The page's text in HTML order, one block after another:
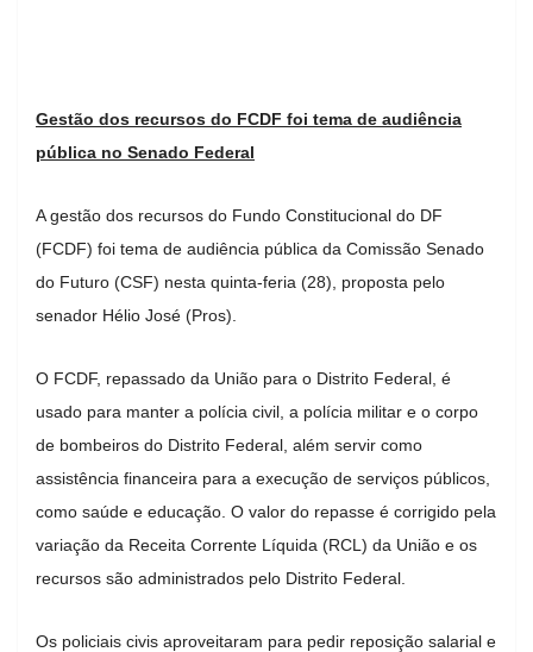
Gestão dos recursos do FCDF foi tema de audiência
pública no Senado Federal
A gestão dos recursos do Fundo Constitucional do DF
(FCDF) foi tema de audiência pública da Comissão Senado
do Futuro (CSF) nesta quinta-feria (28), proposta pelo
senador Hélio José (Pros).
O FCDF, repassado da União para o Distrito Federal, é
usado para manter a polícia civil, a polícia militar e o corpo
de bombeiros do Distrito Federal, além servir como
assistência financeira para a execução de serviços públicos,
como saúde e educação. O valor do repasse é corrigido pela
variação da Receita Corrente Líquida (RCL) da União e os
recursos são administrados pelo Distrito Federal.
Os policiais civis aproveitaram para pedir reposição salarial e